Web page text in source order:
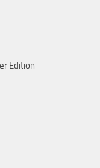
Edition